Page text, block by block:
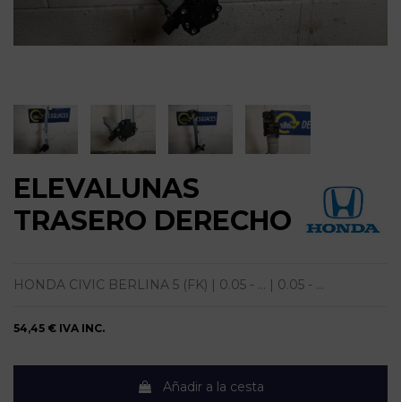
ELEVALUNAS
TRASERO DERECHO
HONDA CIVIC BERLINA 5 (FK) | 0.05 - ... | 0.05 - ...
54,45 € IVA INC.
Añadir a la cesta